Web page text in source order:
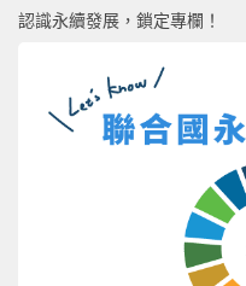
認識永續發展，鎖定專欄！